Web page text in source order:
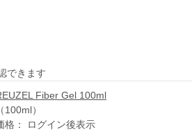
できます
Fiber Gel 100ml
（100ml）
格： ログイン後表示